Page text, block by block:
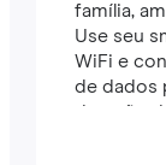
família,
Use seu
WiFi e
de dados
duração